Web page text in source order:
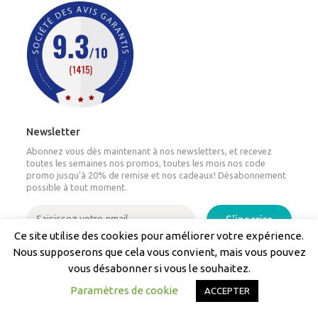
Newsletter
Abonnez vous dès maintenant à nos newsletters, et recevez
toutes les semaines nos promos, toutes les mois nos code
promo jusqu'à 20% de remise et nos cadeaux! Désabonnement
possible à tout moment.
S'inscrire
Nos transporteurs partenaires
Ce site utilise des cookies pour améliorer votre expérience.
Nous supposerons que cela vous convient, mais vous pouvez
vous désabonner si vous le souhaitez.
Paramètres de cookie
ACCEPTER